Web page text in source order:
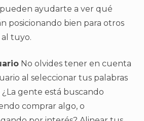
ayudarte a ver qué
posicionando bien para otros
al tuyo.
No olvides tener en cuenta
al seleccionar tus palabras
gente está buscando
comprar algo, o